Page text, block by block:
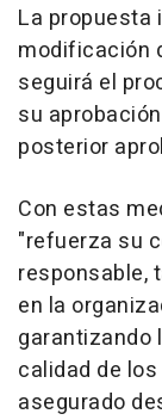
La propuesta
modificación
seguirá el
su
posterior
Con estas
"refuerza su
responsable,
en la
garantizando
calidad de
asegurado